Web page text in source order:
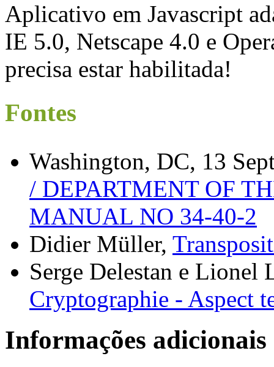
Aplicativo em Javascript
IE 5.0, Netscape 4.0 e
precisa estar habilitada!
Fontes
Washington, DC, 13
/ DEPARTMENT OF
MANUAL NO 34-40-2
Didier Müller,
Serge Delestan e Lionel
Cryptographie - Aspect
Informações adicionais